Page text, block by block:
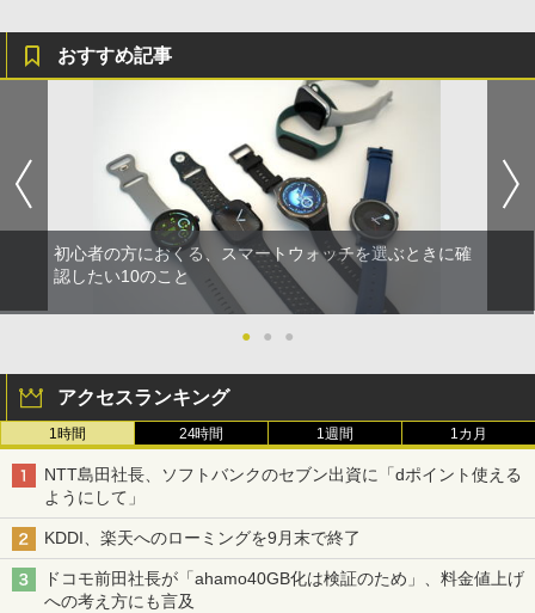
おすすめ記事
初心者の方におくる、スマートウォッチを選ぶときに確
認したい10のこと
● ● ●
アクセスランキング
1時間 24時間 1週間 1カ月
NTT島田社長、ソフトバンクのセブン出資に「dポイント使える
ようにして」
KDDI、楽天へのローミングを9月末で終了
ドコモ前田社長が「ahamo40GB化は検証のため」、料金値上げ
への考え方にも言及